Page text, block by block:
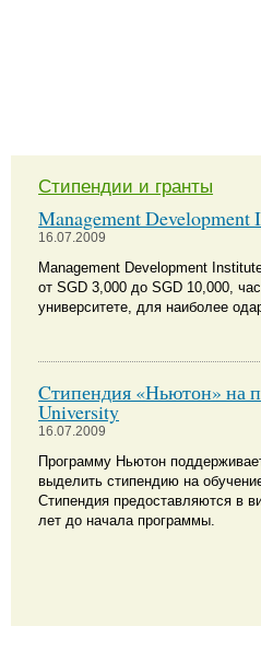
Стипендии и гранты
Management
16.07.2009
Management Development
от SGD 3,000 до SGD 10,000,
университете, для наиболее
Cтипендия «Ньютон» на
University
16.07.2009
Программу Ньютон
выделить стипендию на
Стипендия предоставляются в
лет до начала программы.